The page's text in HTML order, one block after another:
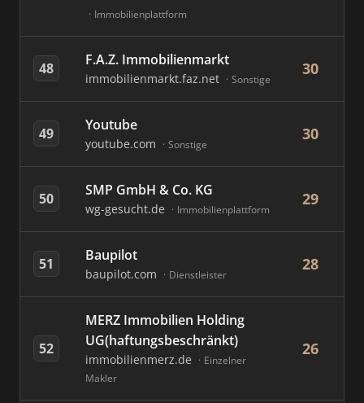
Immobilienplattform
48 F.A.Z. Immobilienmarkt
immobilienmarkt.faz.net Sonstige
30
49 Youtube
youtube.com Sonstige
30
50 SMP GmbH & Co. KG
wg-gesucht.de Immobilienplattform
29
51 Baupilot
baupilot.com Dienstleister
28
52
MERZ Immobilien Holding
UG(haftungsbeschränkt)
immobilienmerz.de
Einzelner
Makler
26